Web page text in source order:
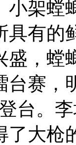
小架
具有的
盛，螳
台赛
台。
了大枪